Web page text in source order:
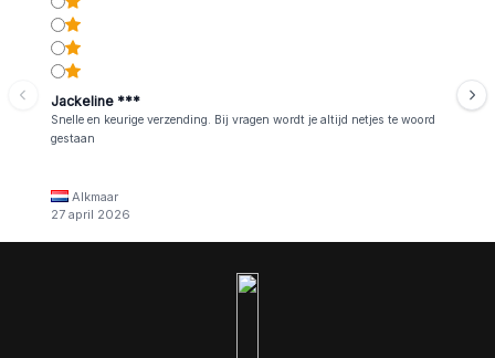
Jackeline ***
Snelle en keurige verzending. Bij vragen wordt je altijd netjes te woord
gestaan
Alkmaar
27 april 2026